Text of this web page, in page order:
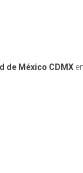
de México CDMX